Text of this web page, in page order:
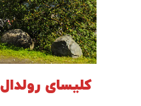
کلیسای رولدال Roldal